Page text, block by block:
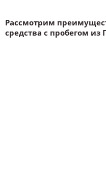
Рассмотрим
средства с пробегом из